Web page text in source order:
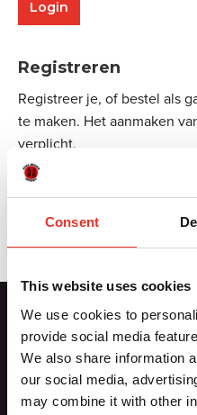
Consent
This website uses cookies
We use cookies to
provide social media
We also share information
our social media,
may combine it with other
Registreren
Registreer je, of bestel als
te maken. Het aanmaken
verplicht.
Aanmelden
Aiki-Budo